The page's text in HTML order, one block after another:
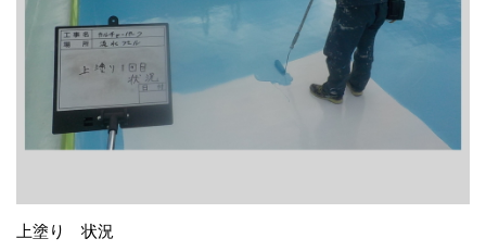
上塗り 状況